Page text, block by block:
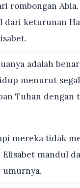
rombongan
dari keturunan
adalah
menurut
Tuhan dengan
mereka tidak
Elisabet mandul